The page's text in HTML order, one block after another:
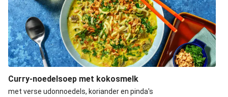
Curry-noedelsoep met kokosmelk
met verse udonnoedels, koriander en pinda's